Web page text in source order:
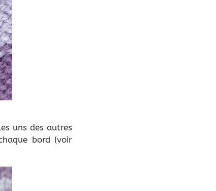
uns des autres
bord (voir